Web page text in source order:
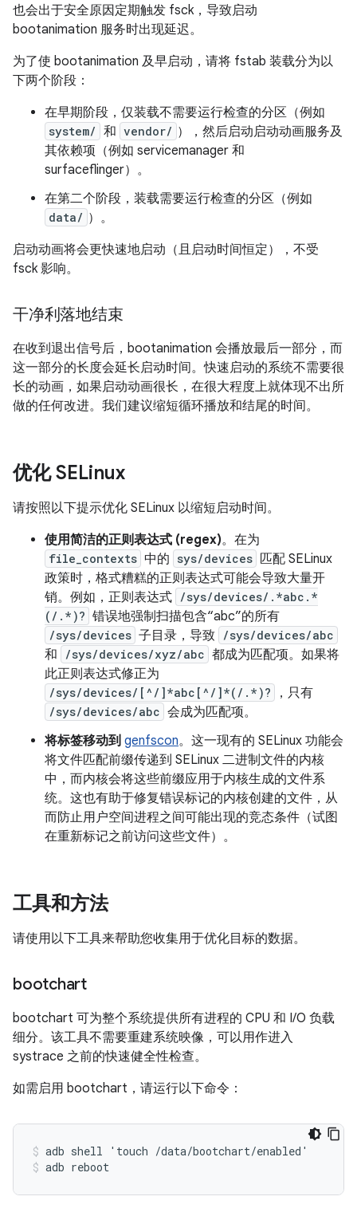
也会出于安全原因定期触发 fsck，导致启动
bootanimation 服务时出现延迟。
为了使 bootanimation 及早启动，请将 fstab 装载分为以
下两个阶段：
在早期阶段，仅装载不需要运行检查的分区（例如
system/ 和 vendor/ ），然后启动启动动画服务及
其依赖项（例如 servicemanager 和
surfaceflinger）。
在第二个阶段，装载需要运行检查的分区（例如
data/ ）。
启动动画将会更快速地启动（且启动时间恒定），不受
fsck 影响。
干净利落地结束
在收到退出信号后，bootanimation 会播放最后一部分，而
这一部分的长度会延长启动时间。快速启动的系统不需要很
长的动画，如果启动动画很长，在很大程度上就体现不出所
做的任何改进。我们建议缩短循环播放和结尾的时间。
优化 SELinux
请按照以下提示优化 SELinux 以缩短启动时间。
使用简洁的正则表达式 (regex)。在为
file_contexts 中的 sys/devices 匹配 SELinux
政策时，格式糟糕的正则表达式可能会导致大量开
销。例如，正则表达式 /sys/devices/.*abc.*
(/.*)? 错误地强制扫描包含“abc”的所有
/sys/devices 子目录，导致 /sys/devices/abc
和 /sys/devices/xyz/abc 都成为匹配项。如果将
此正则表达式修正为
/sys/devices/[^/]*abc[^/]*(/.*)? ，只有
/sys/devices/abc 会成为匹配项。
将标签移动到 genfscon。这一现有的 SELinux 功能会
将文件匹配前缀传递到 SELinux 二进制文件的内核
中，而内核会将这些前缀应用于内核生成的文件系
统。这也有助于修复错误标记的内核创建的文件，从
而防止用户空间进程之间可能出现的竞态条件（试图
在重新标记之前访问这些文件）。
工具和方法
请使用以下工具来帮助您收集用于优化目标的数据。
bootchart
bootchart 可为整个系统提供所有进程的 CPU 和 I/O 负载
细分。该工具不需要重建系统映像，可以用作进入
systrace 之前的快速健全性检查。
如需启用 bootchart，请运行以下命令：
adb shell 'touch /data/bootchart/enabled'
adb reboot